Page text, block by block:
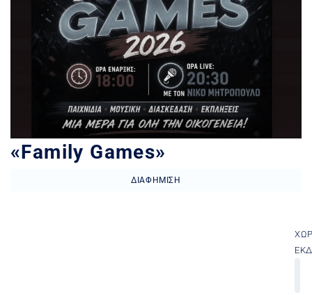
«Family Games»
ΔΙΑΦΉΜΙΣΗ